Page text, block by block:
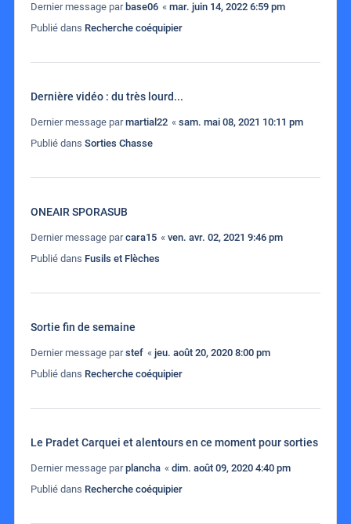
Dernier message par base06 « mar. juin 14, 2022 6:59 pm
Publié dans Recherche coéquipier
Dernière vidéo : du très lourd...
Dernier message parmartial22 « sam. mai 08, 2021 10:11 pm
Publié dans Sorties Chasse
ONEAIR SPORASUB
Dernier message parcara15 « ven. avr. 02, 2021 9:46 pm
Publié dans Fusils et Flèches
Sortie fin de semaine
Dernier message parstef « jeu. août 20, 2020 8:00 pm
Publié dans Recherche coéquipier
Le Pradet Carquei et alentours en ce moment pour sorties
Dernier message parplancha « dim. août 09, 2020 4:40 pm
Publié dans Recherche coéquipier